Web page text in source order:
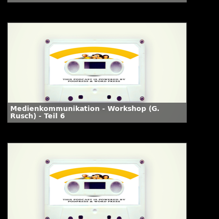
Medienkommunikation - Workshop (G.
Rusch) - Teil 6